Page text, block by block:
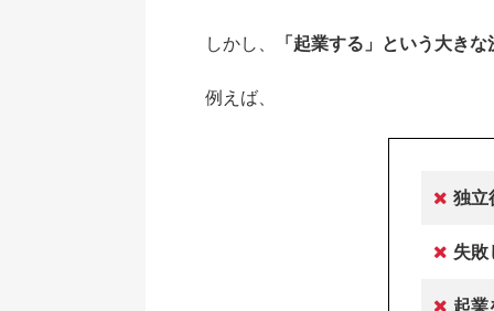
しかし、 「起業する」という大き
例えば、
独立
失
起